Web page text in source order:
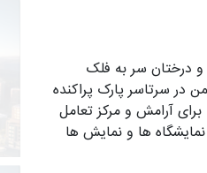
و درختان سر به فلک
سرتاسر پارک پراکنده
آرامش و مرکز تعامل
ها و نمایش ها